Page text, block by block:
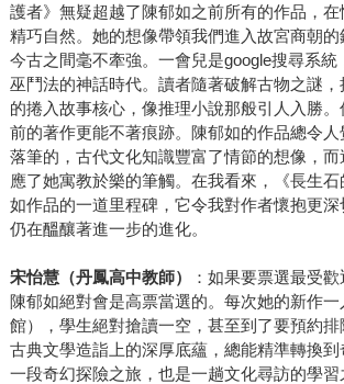
護者》無疑超越了陳郁如之前所有的作品，
精巧自然。她的想像帶領我們進入故宮商朝
今古之間毫不牽強。一會兒是google搜尋系統
巫鬥法的神話時代。讀者隨著破解古物之謎
的捲入故事核心，像推理小說那般引人入勝
前的著作更能不著痕跡。陳郁如的作品總令
落筆的，古代文化知識豐富了情節的想像，
應了她寓教於樂的筆觸。在我看來，《長生
如作品的一道里程碑，它令我對作者懷抱更
仍在醞釀著進一步的進化。
宋怡慧（丹鳳高中教師）
：如果要票選最受
陳郁如絕對會是高票當選的。每次她的新作
館），學生絕對搶讀一空，甚至到了要預約
古典文學造詣上的深厚底蘊，總能精準轉換到
一段奇幻探險之旅，也是一趟文化尋訪的學